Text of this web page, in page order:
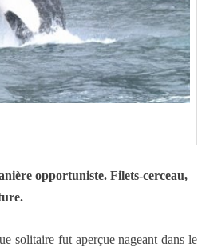
opportuniste. Filets-cerceau,
solitaire fut aperçue nageant dans le